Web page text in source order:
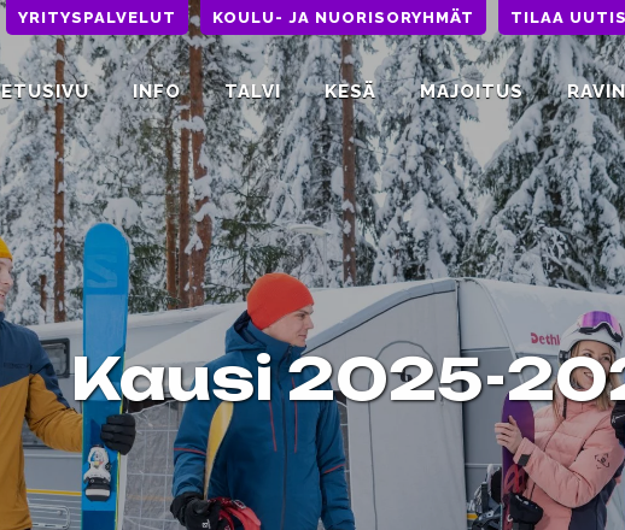
YRITYSPALVELUT KOULU- JA NUORISORYHMÄT TILAA
ETUSIVU INFO TALVI KESÄ MAJOITUS
Kausi 2025-